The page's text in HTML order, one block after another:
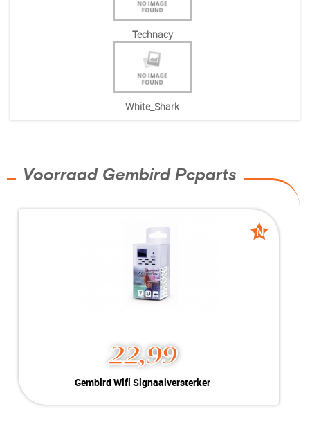
Technacy
White_Shark
Voorraad Gembird Pcparts
N
22,99
Gembird Wifi Signaalversterker
nieuw